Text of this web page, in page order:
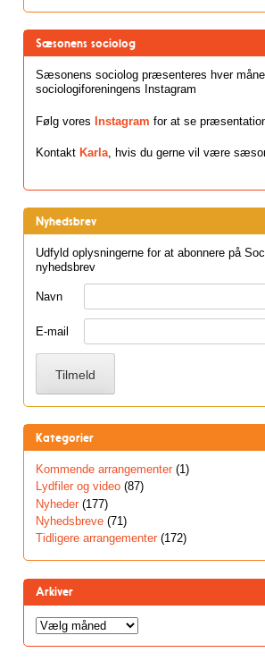
Sæsonens sociolog
Sæsonens sociolog præsenteres hver
sociologiforeningens Instagram
Følg vores Instagram for at se
Kontakt Karla, hvis du gerne vil være
Nyhedsbrev
Udfyld oplysningerne for at abonnere på
nyhedsbrev
Navn
E-mail
Kategorier
Kommende arrangementer (1)
Lydfiler og video (87)
Nyheder (177)
Nyhedsbreve (71)
Tidligere arrangementer (172)
Arkiver
Arkiver